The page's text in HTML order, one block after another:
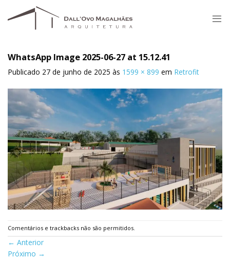
WhatsApp Image 2025-06-27 at 15.12.41
Publicado 27 de junho de 2025 às 1599 × 899 em Retrofit
Comentários e trackbacks não são permitidos.
← Anterior
Próximo →